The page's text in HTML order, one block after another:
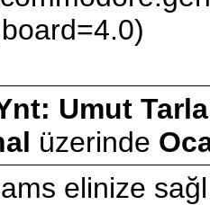
Umut
üzerinde
elinize